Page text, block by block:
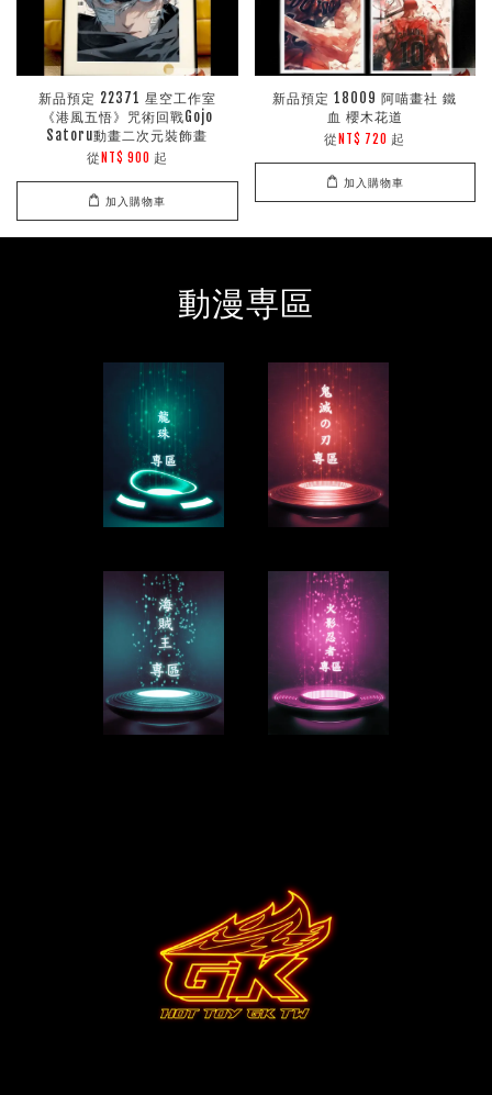
新品預定 22371 星空工作室
《港風五悟》咒術回戰Gojo
Satoru動畫二次元裝飾畫
從 NT$ 900 起
加入購物車
新品預定 18009 阿喵畫社 鐵
血 櫻木花道
從 NT$ 720 起
加入購物車
動漫専區